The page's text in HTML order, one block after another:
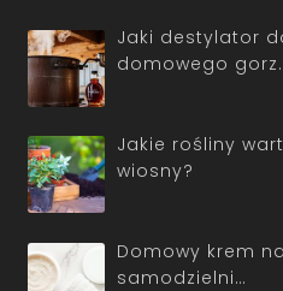
Jaki destylator
domowego
Jakie rośliny
wiosny?
Domowy krem
samodzielni…